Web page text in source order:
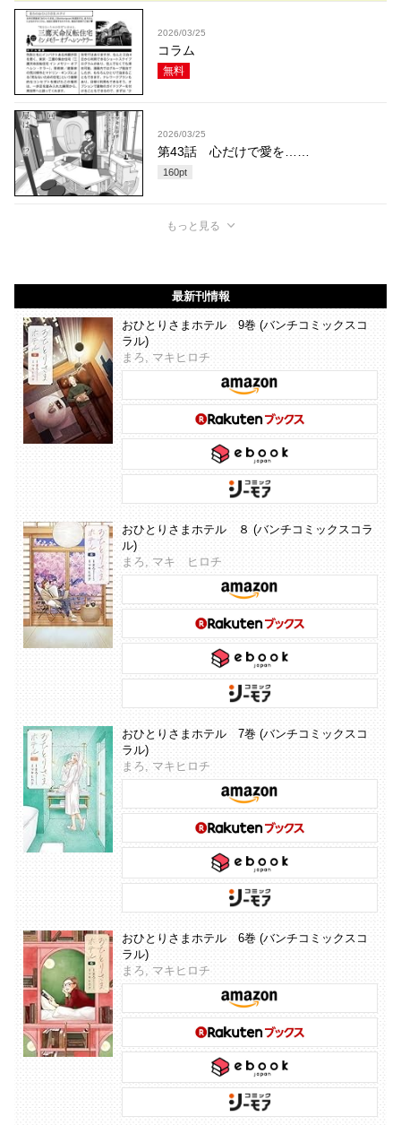
2026/03/25
コラム
無料
2026/03/25
第43話 心だけで愛を……
160pt
もっと見る
最新刊情報
おひとりさまホテル 9巻 (バンチコミックスコ
ラル)
まろ, マキヒロチ
おひとりさまホテル ８ (バンチコミックスコラ
ル)
まろ, マキ ヒロチ
おひとりさまホテル 7巻 (バンチコミックスコ
ラル)
まろ, マキヒロチ
おひとりさまホテル 6巻 (バンチコミックスコ
ラル)
まろ, マキヒロチ